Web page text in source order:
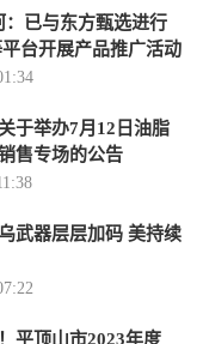
：已与东方甄选进行
台开展产品推广活动
于举办7月12日油脂
售专场的公告
武器层层加码 美持续
平顶山市2023年度